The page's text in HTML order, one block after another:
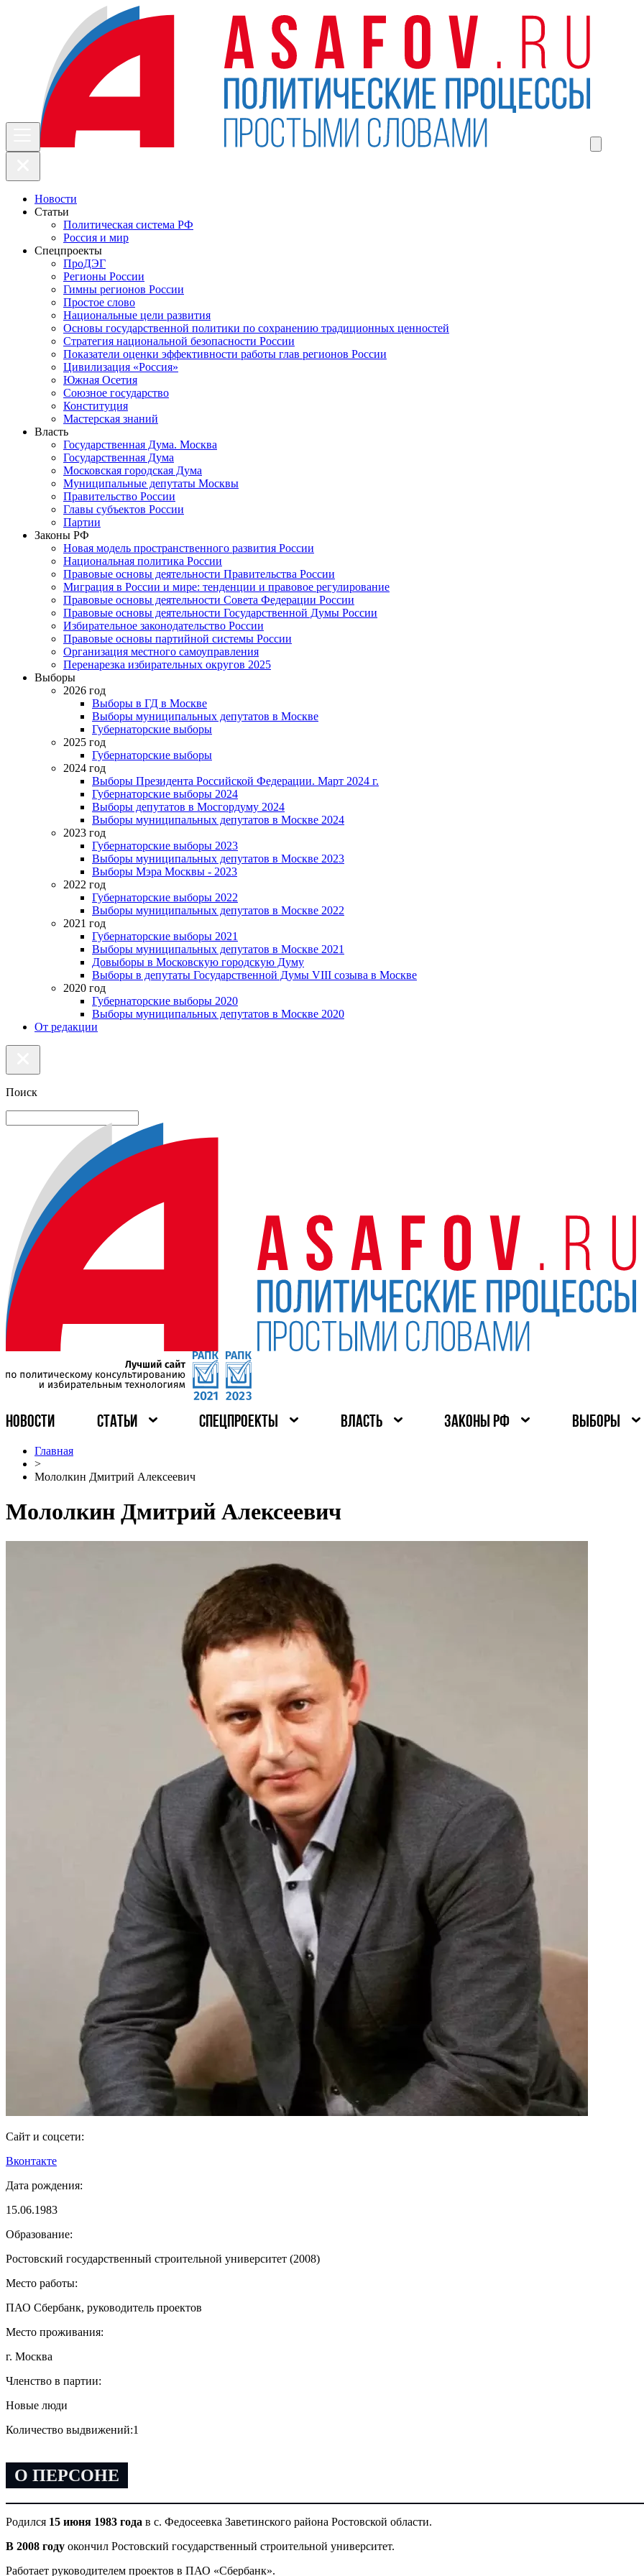
Новости
Статьи
Политическая система РФ
Россия и мир
Спецпроекты
ПроДЭГ
Регионы России
Гимны регионов России
Простое слово
Национальные цели развития
Основы государственной политики по сохранению традиционных ценностей
Стратегия национальной безопасности России
Показатели оценки эффективности работы глав регионов России
Цивилизация «Россия»
Южная Осетия
Союзное государство
Конституция
Мастерская знаний
Власть
Государственная Дума. Москва
Государственная Дума
Московская городская Дума
Муниципальные депутаты Москвы
Правительство России
Главы субъектов России
Партии
Законы РФ
Новая модель пространственного развития России
Национальная политика России
Правовые основы деятельности Правительства России
Миграция в России и мире: тенденции и правовое регулирование
Правовые основы деятельности Совета Федерации России
Правовые основы деятельности Государственной Думы России
Избирательное законодательство России
Правовые основы партийной системы России
Организация местного самоуправления
Перенарезка избирательных округов 2025
Выборы
2026 год
Выборы в ГД в Москве
Выборы муниципальных депутатов в Москве
Губернаторские выборы
2025 год
Губернаторские выборы
2024 год
Выборы Президента Российской Федерации. Март 2024 г.
Губернаторские выборы 2024
Выборы депутатов в Мосгордуму 2024
Выборы муниципальных депутатов в Москве 2024
2023 год
Губернаторские выборы 2023
Выборы муниципальных депутатов в Москве 2023
Выборы Мэра Москвы - 2023
2022 год
Губернаторские выборы 2022
Выборы муниципальных депутатов в Москве 2022
2021 год
Губернаторские выборы 2021
Выборы муниципальных депутатов в Москве 2021
Довыборы в Московскую городскую Думу
Выборы в депутаты Государственной Думы VIII созыва в Москве
2020 год
Губернаторские выборы 2020
Выборы муниципальных депутатов в Москве 2020
От редакции
Поиск
НОВОСТИ СТАТЬИ СПЕЦПРОЕКТЫ ВЛАСТЬ ЗАКОНЫ РФ ВЫБОРЫ
Главная
>
Мололкин Дмитрий Алексеевич
Мололкин Дмитрий Алексеевич
Сайт и соцсети:
Вконтакте
Дата рождения:
15.06.1983
Образование:
Ростовский государственный строительной университет (2008)
Место работы:
ПАО Сбербанк, руководитель проектов
Место проживания:
г. Москва
Членство в партии:
Новые люди
Количество выдвижений:1
О ПЕРСОНЕ
Родился 15 июня 1983 года в с. Федосеевка Заветинского района Ростовской области.
В 2008 году окончил Ростовский государственный строительной университет.
Работает руководителем проектов в ПАО «Сбербанк».